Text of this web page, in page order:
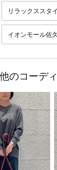
リラックススタ
イオンモール佐
のコーデ